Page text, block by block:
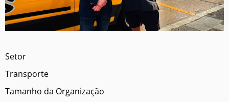
Setor
Transporte
Tamanho da Organização